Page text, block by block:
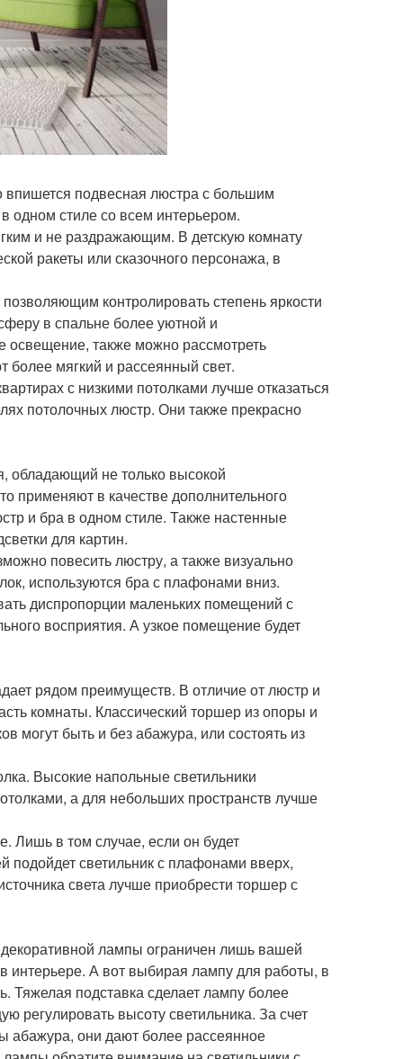
впишется подвесная люстра с большим
одном стиле со всем интерьером.
и не раздражающим. В детскую комнату
ракеты или сказочного персонажа, в
контролировать степень яркости
в спальне более уютной и
освещение, также можно рассмотреть
мягкий и рассеянный свет.
с низкими потолками лучше отказаться
потолочных люстр. Они также прекрасно
обладающий не только высокой
применяют в качестве дополнительного
и бра в одном стиле. Также настенные
для картин.
повесить люстру, а также визуально
используются бра с плафонами вниз.
диспропорции маленьких помещений с
восприятия. А узкое помещение будет
рядом преимуществ. В отличие от люстр и
комнаты. Классический торшер из опоры и
могут быть и без абажура, или состоять из
Высокие напольные светильники
а для небольших пространств лучше
Лишь в том случае, если он будет
подойдет светильник с плафонами вверх,
света лучше приобрести торшер с
лампы ограничен лишь вашей
А вот выбирая лампу для работы, в
Тяжелая подставка сделает лампу более
регулировать высоту светильника. За счет
абажура, они дают более рассеянное